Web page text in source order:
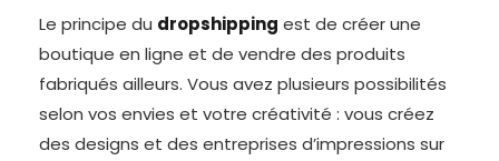
Le principe du dropshipping est de créer une
boutique en ligne et de vendre des produits
fabriqués ailleurs. Vous avez plusieurs possibilités
selon vos envies et votre créativité : vous créez
des designs et des entreprises d’impressions sur